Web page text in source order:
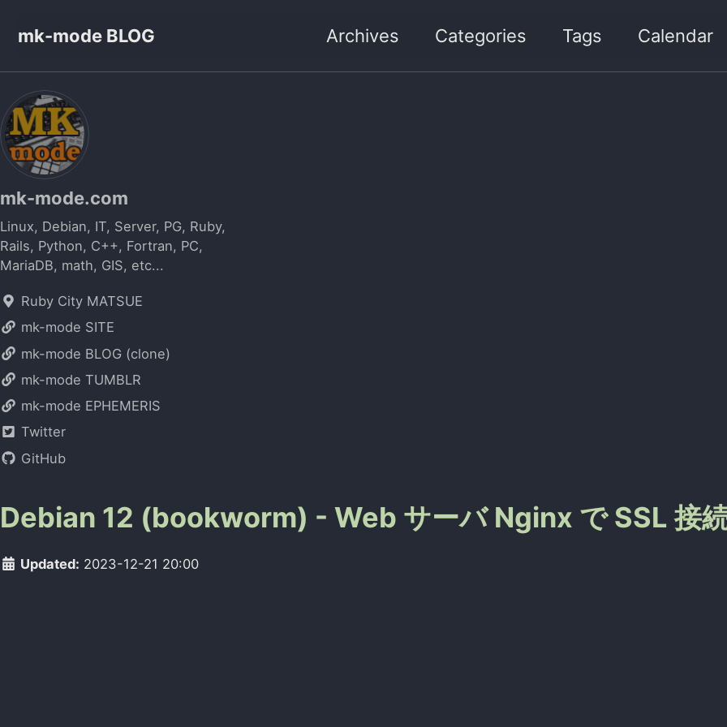
mk-mode BLOG Archives Categories Tags Calendar
mk-mode.com
Linux, Debian, IT, Server, PG, Ruby,
Rails, Python, C++, Fortran, PC,
MariaDB, math, GIS, etc...
Ruby City MATSUE
mk-mode SITE
mk-mode BLOG (clone)
mk-mode TUMBLR
mk-mode EPHEMERIS
Twitter
GitHub
Debian 12 (bookworm) - Web サーバ Nginx で SSL 接
Updated: 2023-12-21 20:00